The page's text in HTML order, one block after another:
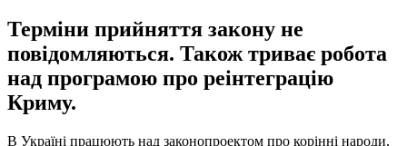
Терміни прийняття закону не
повідомляються. Також триває робота
над програмою про реінтеграцію
Криму.
В Україні працюють над законопроектом про корінні народи,